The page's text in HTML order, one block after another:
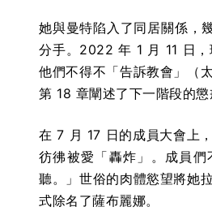
她與曼特陷入了同居關係，
分手。2022 年 1 月 11 日，
他們不得不「告訴教會」（
第 18 章闡述了下一階段的
在 7 月 17 日的成員大會上
彷彿被愛「轟炸」。成員
聽。」世俗的肉體慾望將她
式除名了薩布麗娜。